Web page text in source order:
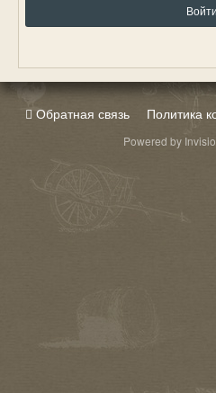
Войти
Обратная связь Политика
Powered by